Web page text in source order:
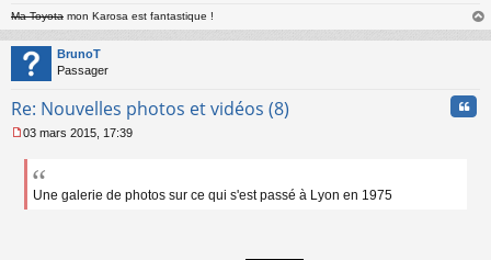
Ma Toyota mon Karosa est fantastique !
au
BrunoT
Passager
Re: Nouvelles photos et vidéos (8)
e
a
03 mars 2015, 17:39
Une galerie de photos sur ce qui s'est passé à Lyon en 1975